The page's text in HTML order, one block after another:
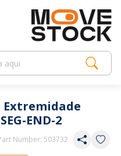
Extremidade
END-2
Number: 503732